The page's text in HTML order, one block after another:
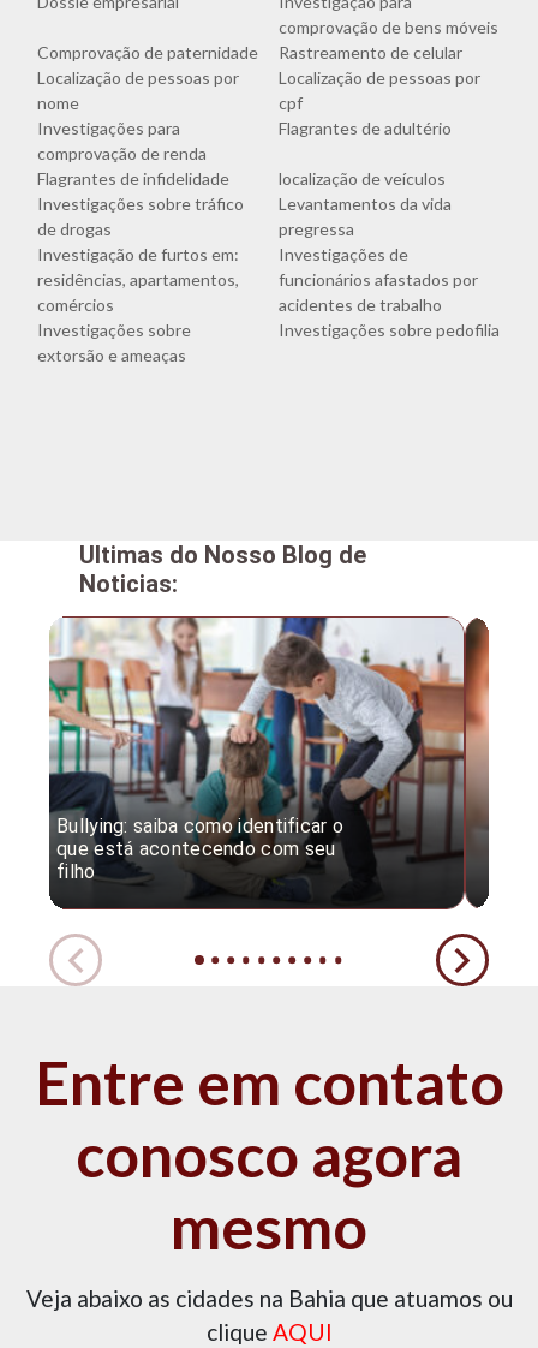
comprovação de bens móveis
Comprovação de paternidade
Rastreamento de celular
Localização de pessoas por
nome
Localização de pessoas por
cpf
Investigações para
comprovação de renda
Flagrantes de adultério
Flagrantes de infidelidade
localização de veículos
Investigações sobre tráfico
de drogas
Levantamentos da vida
pregressa
Investigação de furtos em:
residências, apartamentos,
comércios
Investigações de
funcionários afastados por
acidentes de trabalho
Investigações sobre
extorsão e ameaças
Investigações sobre pedofilia
Ultimas do Nosso Blog de
Noticias:
Bullying: saiba como identificar o
que está acontecendo com seu
filho
Entre em contato
conosco agora
mesmo
Veja abaixo as cidades na Bahia que atuamos ou
clique AQUI